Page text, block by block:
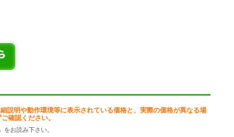
説明や動作環境等に表示されている価格と、実際の価格が異なる場
確認ください。
」をお読み下さい。